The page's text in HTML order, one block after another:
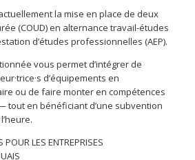
la mise en place de deux
(COUD) en alternance travail-études
d’études professionnelles (AEP).
vous permet d’intégrer de
d’équipements en
ou de faire monter en compétences
tout en bénéficiant d’une subvention
LES ENTREPRISES